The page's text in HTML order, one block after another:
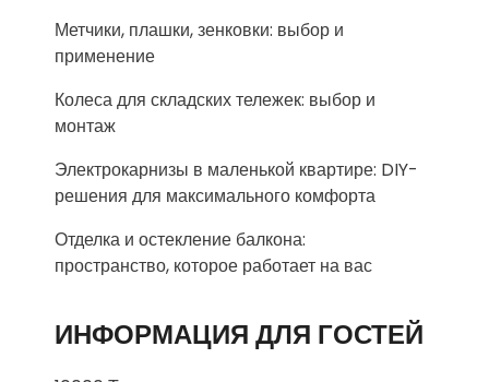
Метчики, плашки, зенковки: выбор и
применение
Колеса для складских тележек: выбор и
монтаж
Электрокарнизы в маленькой квартире: DIY-
решения для максимального комфорта
Отделка и остекление балкона:
пространство, которое работает на вас
ИНФОРМАЦИЯ ДЛЯ ГОСТЕЙ